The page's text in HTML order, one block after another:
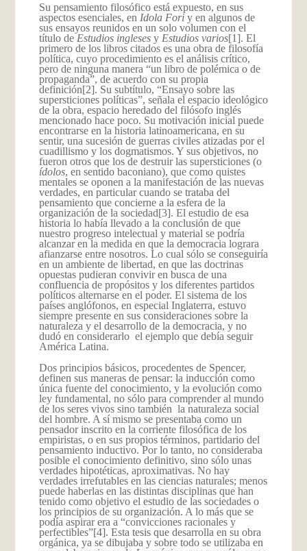
Su pensamiento filosófico está expuesto, en sus
aspectos esenciales, en Idola Foriy en algunos de
sus ensayos reunidos en un solo volumen con el
título de Estudios inglesesy Estudios varios[1]. El
primero de los libros citados es una obra de filosofía
política, cuyo procedimiento es el análisis crítico,
pero de ninguna manera “un libro de polémica o de
propaganda”, de acuerdo con su propia
definición[2]. Su subtítulo, “Ensayo sobre las
supersticiones políticas”, señala el espacio ideológico
de la obra, espacio heredado del filósofo inglés
mencionado hace poco. Su motivación inicial puede
encontrarse en la historia latinoamericana, en su
sentir, una sucesión de guerras civiles atizadas por el
cuadillismo y los dogmatismos. Y sus objetivos, no
fueron otros que los de destruir las supersticiones (o
ídolos, en sentido baconiano), que como quistes
mentales se oponen a la manifestación de las nuevas
verdades, en particular cuando se trataba del
pensamiento que concierne a la esfera de la
organización de la sociedad[3]. El estudio de esa
historia lo había llevado a la conclusión de que
nuestro progreso intelectual y material se podría
alcanzar en la medida en que la democracia lograra
afianzarse entre nosotros. Lo cual sólo se conseguiría
en un ambiente de libertad, en que las doctrinas
opuestas pudieran convivir en busca de una
confluencia de propósitos y los diferentes partidos
políticos alternarse en el poder. El sistema de los
países anglófonos, en especial Inglaterra, estuvo
siempre presente en sus consideraciones sobre la
naturaleza y el desarrollo de la democracia, y no
dudó en considerarlo el ejemplo que debía seguir
América Latina.
Dos principios básicos, procedentes de Spencer,
definen sus maneras de pensar: la inducción como
única fuente del conocimiento, y la evolución como
ley fundamental, no sólo para comprender al mundo
de los seres vivos sino también la naturaleza social
del hombre. A sí mismo se presentaba como un
pensador inscrito en la corriente filosófica de los
empiristas, o en sus propios términos, partidario del
pensamiento inductivo. Por lo tanto, no consideraba
posible el conocimiento definitivo, sino sólo unas
verdades hipotéticas, aproximativas. No hay
verdades irrefutables en las ciencias naturales; menos
puede haberlas en las distintas disciplinas que han
tenido como objetivo el estudio de las sociedades o
los principios de su organización. A lo más que se
podía aspirar era a “convicciones racionales y
perfectibles”[4]. Esta tesis que desarrolla en su obra
orgánica, ya se dibujaba y sobre todo se utilizaba en